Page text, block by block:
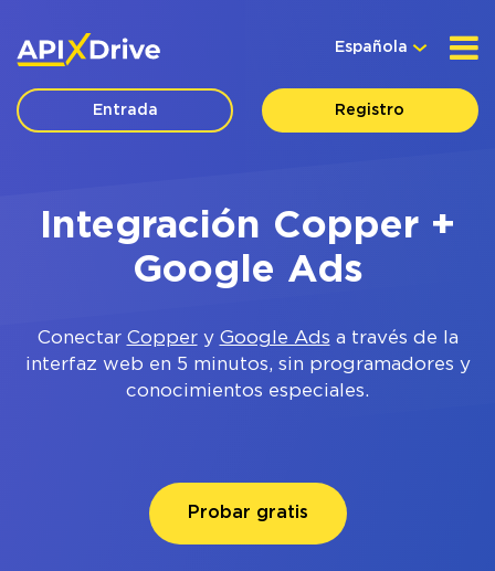
Española
Entrada Registro
Integración Copper +
Google Ads
Conectar Coppery Google Ads a través de la
interfaz web en 5 minutos, sin programadores y
conocimientos especiales.
Probar gratis